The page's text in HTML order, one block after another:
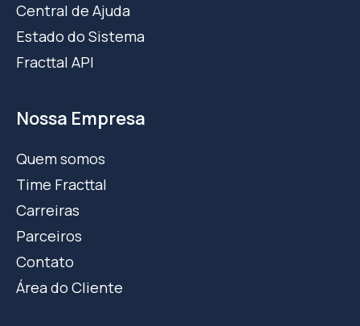
Central de Ajuda
Estado do Sistema
Fracttal API
Nossa Empresa
Quem somos
Time Fracttal
Carreiras
Parceiros
Contato
Área do Cliente